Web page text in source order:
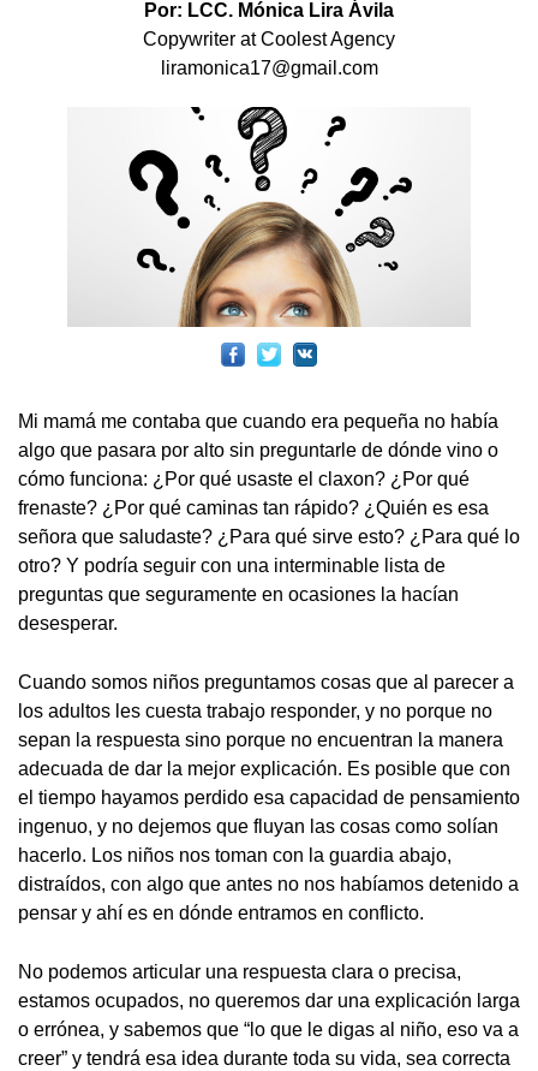
Por: LCC. Mónica Lira Ávila
Copywriter at Coolest Agency
liramonica17@gmail.com
Mi mamá me contaba que cuando era pequeña no había
algo que pasara por alto sin preguntarle de dónde vino o
cómo funciona: ¿Por qué usaste el claxon? ¿Por qué
frenaste? ¿Por qué caminas tan rápido? ¿Quién es esa
señora que saludaste? ¿Para qué sirve esto? ¿Para qué lo
otro? Y podría seguir con una interminable lista de
preguntas que seguramente en ocasiones la hacían
desesperar.
Cuando somos niños preguntamos cosas que al parecer a
los adultos les cuesta trabajo responder, y no porque no
sepan la respuesta sino porque no encuentran la manera
adecuada de dar la mejor explicación. Es posible que con
el tiempo hayamos perdido esa capacidad de pensamiento
ingenuo, y no dejemos que fluyan las cosas como solían
hacerlo. Los niños nos toman con la guardia abajo,
distraídos, con algo que antes no nos habíamos detenido a
pensar y ahí es en dónde entramos en conflicto.
No podemos articular una respuesta clara o precisa,
estamos ocupados, no queremos dar una explicación larga
o errónea, y sabemos que “lo que le digas al niño, eso va a
creer” y tendrá esa idea durante toda su vida, sea correcta